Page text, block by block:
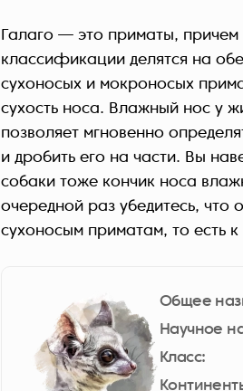
Галаго — это приматы,
классификации делятся на
сухоносых и мокроносых
сухость носа. Влажный нос у
позволяет мгновенно
и дробить его на части. Вы
собаки тоже кончик носа
очередной раз убедитесь, что
сухоносым приматам, то есть к
Общее
Научное
Класс: